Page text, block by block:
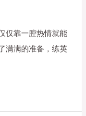
仅靠一腔热情就能
满满的准备，练英